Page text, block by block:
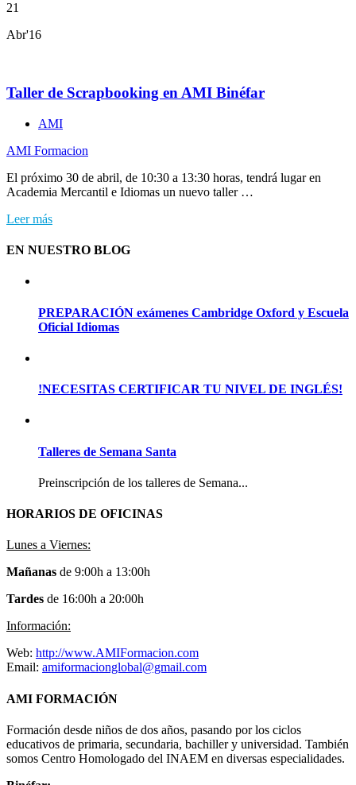
21
Abr'16
Taller de Scrapbooking en AMI Binéfar
AMI
AMI Formacion
El próximo 30 de abril, de 10:30 a 13:30 horas, tendrá lugar en
Academia Mercantil e Idiomas un nuevo taller …
Leer más
EN NUESTRO BLOG
PREPARACIÓN exámenes Cambridge Oxford y Escuela
Oficial Idiomas
!NECESITAS CERTIFICAR TU NIVEL DE INGLÉS!
Talleres de Semana Santa
Preinscripción de los talleres de Semana...
HORARIOS DE OFICINAS
Lunes a Viernes:
Mañanas de 9:00h a 13:00h
Tardes de 16:00h a 20:00h
Información:
Web: http://www.AMIFormacion.com
Email: amiformacionglobal@gmail.com
AMI FORMACIÓN
Formación desde niños de dos años, pasando por los ciclos
educativos de primaria, secundaria, bachiller y universidad. También
somos Centro Homologado del INAEM en diversas especialidades.